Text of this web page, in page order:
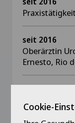
seit 2016
Oberärztin
Ernesto, Rio
Cookie-